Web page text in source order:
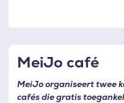
MeiJo café
MeiJo organiseert twee
cafés die gratis